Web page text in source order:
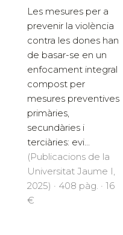
Les mesures per a
prevenir la violència
contra les dones han
de basar-se en un
enfocament integral
compost per
mesures preventives
primàries,
secundàries i
terciàries: evi...
(Publicacions de la
Universitat Jaume I,
2025) · 408 pàg. · 16
€